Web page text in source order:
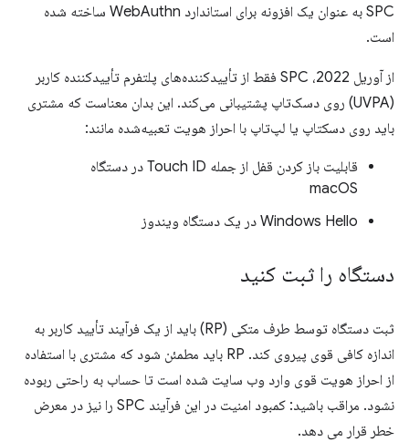
SPC به عنوان یک افزونه برای استاندارد WebAuthn ساخته شده
است.
از آوریل 2022، SPC فقط از تأییدکننده‌های پلتفرم تأییدکننده کاربر
(UVPA) روی دسک‌تاپ پشتیبانی می‌کند. این بدان معناست که مشتری
باید روی دسکتاپ یا لپ‌تاپ با احراز هویت تعبیه‌شده مانند:
قابلیت باز کردن قفل از جمله Touch ID در دستگاه
macOS
Windows Hello در یک دستگاه ویندوز
دستگاه را ثبت کنید
ثبت دستگاه توسط طرف متکی (RP) باید از یک فرآیند تأیید کاربر به
اندازه کافی قوی پیروی کند. RP باید مطمئن شود که مشتری با استفاده
از احراز هویت قوی وارد وب سایت شده است تا حساب به راحتی ربوده
نشود. مراقب باشید: کمبود امنیت در این فرآیند SPC را نیز در معرض
خطر قرار می دهد.